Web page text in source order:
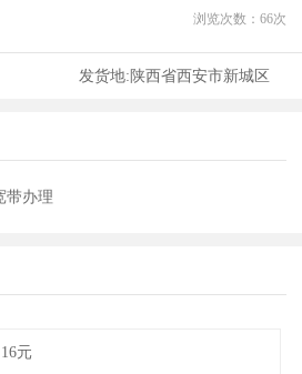
浏览次数： 66次
发货地:陕西省西安市新城区
带办理
16元